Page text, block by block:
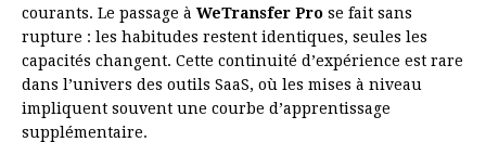
courants. Le passage à WeTransfer Pro se fait sans
rupture : les habitudes restent identiques, seules les
capacités changent. Cette continuité d’expérience est rare
dans l’univers des outils SaaS, où les mises à niveau
impliquent souvent une courbe d’apprentissage
supplémentaire.